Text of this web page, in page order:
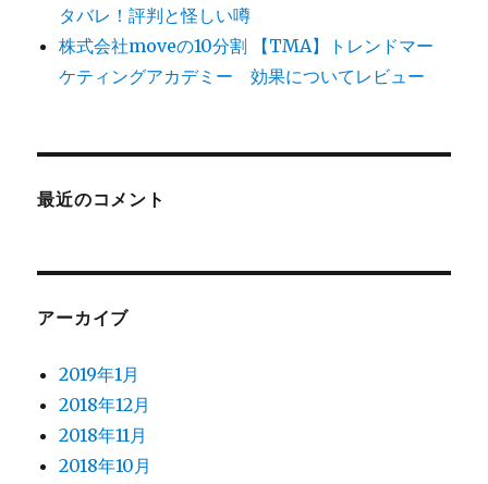
タバレ！評判と怪しい噂
株式会社moveの10分割 【TMA】トレンドマー
ケティングアカデミー 効果についてレビュー
最近のコメント
アーカイブ
2019年1月
2018年12月
2018年11月
2018年10月